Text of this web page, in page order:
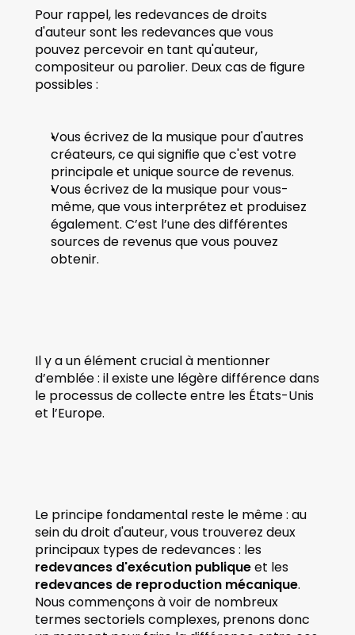
Pour rappel, les redevances de droits
d'auteur sont les redevances que vous
pouvez percevoir en tant qu'auteur,
compositeur ou parolier. Deux cas de figure
possibles :
Vous écrivez de la musique pour d'autres
créateurs, ce qui signifie que c'est votre
principale et unique source de revenus.
Vous écrivez de la musique pour vous-
même, que vous interprétez et produisez
également. C’est l’une des différentes
sources de revenus que vous pouvez
obtenir.
Il y a un élément crucial à mentionner
d’emblée : il existe une légère différence dans
le processus de collecte entre les États-Unis
et l’Europe.
Le principe fondamental reste le même : au
sein du droit d'auteur, vous trouverez deux
redevances d'exécution publique
redevances de reproduction mécanique.
Nous commençons à voir de nombreux
termes sectoriels complexes, prenons donc